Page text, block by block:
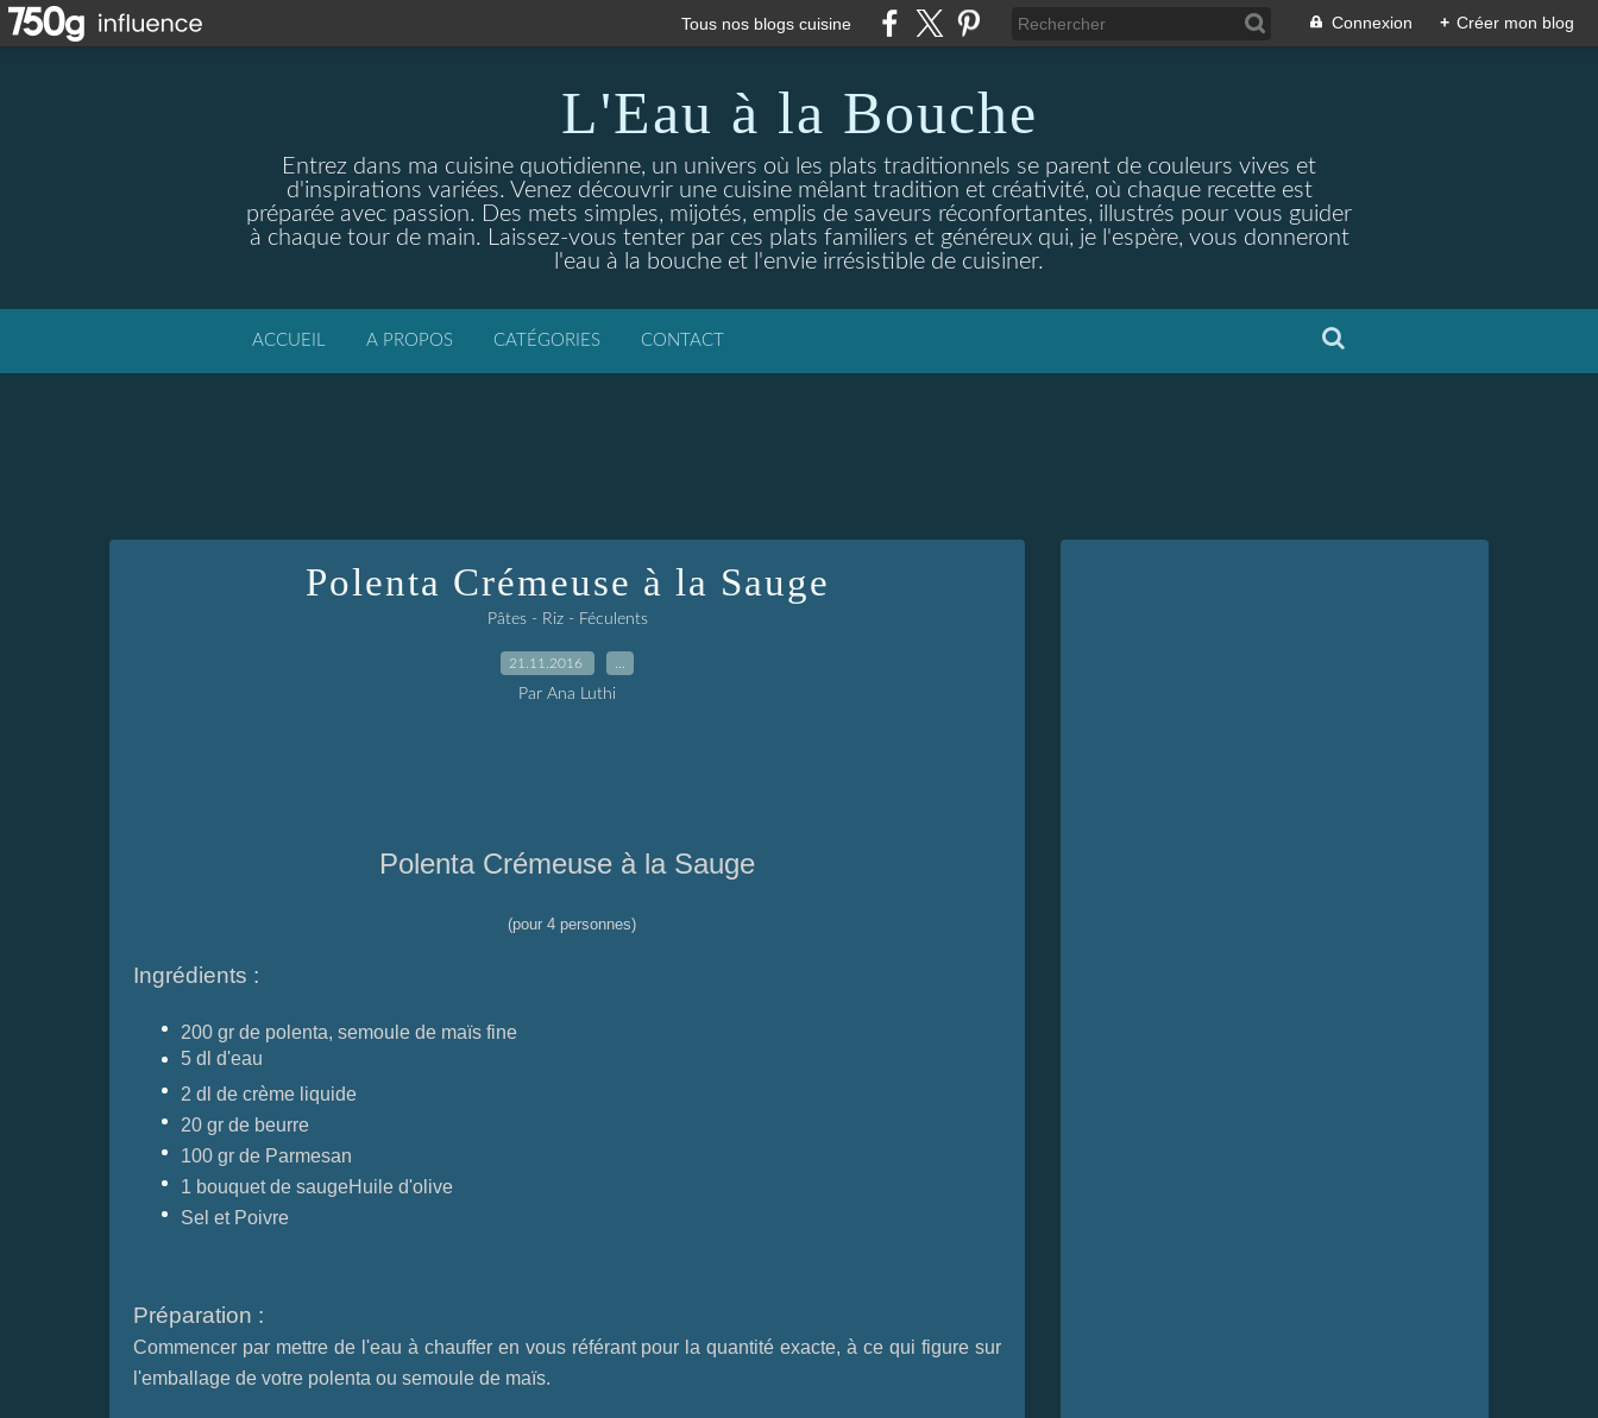
Tous nos blogs cuisine Connexion + Créer mon blog
L'Eau à la Bouche
Entrez dans ma cuisine quotidienne, un univers où les plats traditionnels se parent de couleurs vives et
d'inspirations variées. Venez découvrir une cuisine mêlant tradition et créativité, où chaque recette est
préparée avec passion. Des mets simples, mijotés, emplis de saveurs réconfortantes, illustrés pour vous guider
à chaque tour de main. Laissez-vous tenter par ces plats familiers et généreux qui, je l'espère, vous donneront
l'eau à la bouche et l'envie irrésistible de cuisiner.
ACCUEIL A PROPOS CATÉGORIES CONTACT
Polenta Crémeuse à la Sauge
Pâtes - Riz - Féculents
21.11.2016
Par Ana Luthi
Polenta Crémeuse à la Sauge
(pour 4 personnes)
Ingrédients :
200 gr de polenta, semoule de maïs fine
5 dl d'eau
2 dl de crème liquide
20 gr de beurre
100 gr de Parmesan
1 bouquet de saugeHuile d'olive
Sel et Poivre
Préparation :
Commencer par mettre de l'eau à chauffer en vous référant pour la quantité exacte, à ce qui figure sur
l'emballage de votre polenta ou semoule de maïs.